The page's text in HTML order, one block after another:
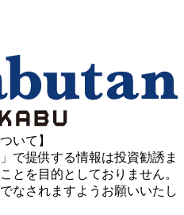
いて】
で提供する情報は投資勧誘ま
とを目的としておりません。
なされますようお願いいたし